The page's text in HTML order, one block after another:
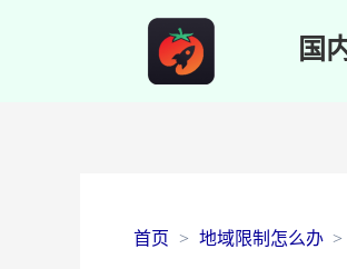
国
首页 地域限制怎么办